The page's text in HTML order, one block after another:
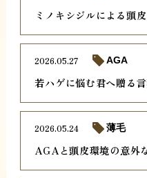
ミノキシジルによる頭
若ハゲに悩む君へ贈る
2026.05.27 AGA
AGAと頭皮環境の意外
2026.05.24 薄毛